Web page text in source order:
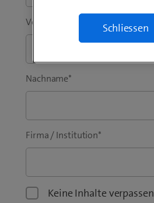
Vorname
Nachname*
Firma / Institution*
Keine Inhalte verpassen
Schliessen